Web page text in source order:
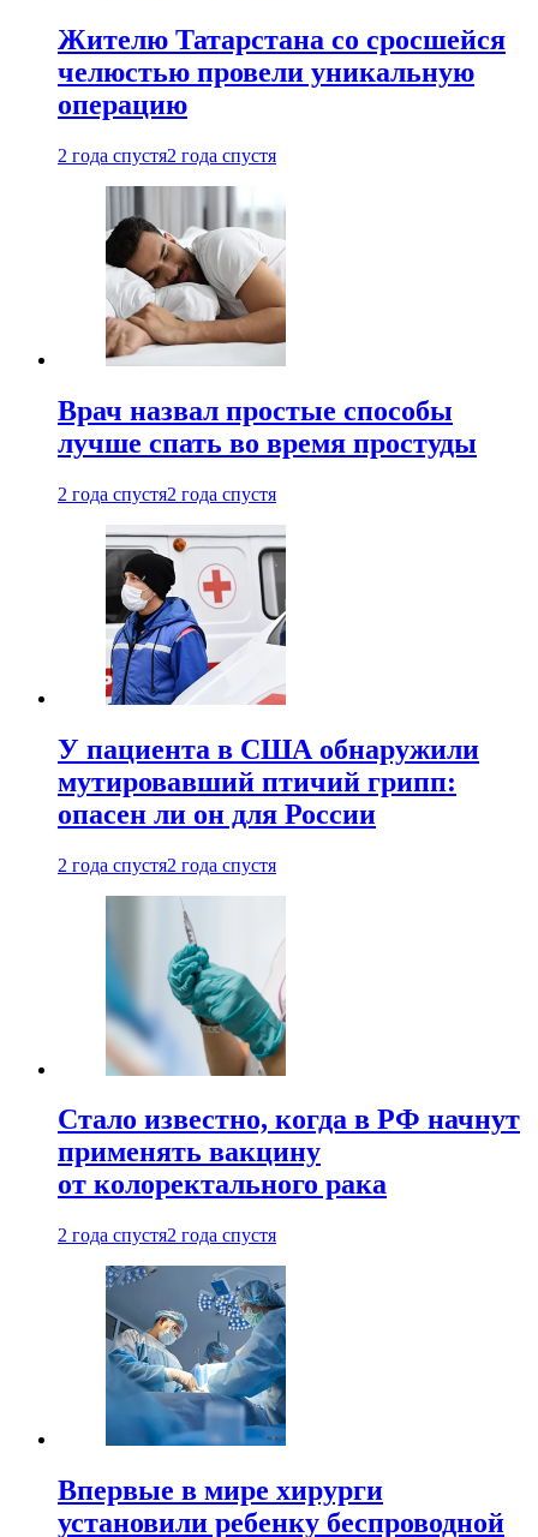
Жителю Татарстана со сросшейся
челюстью провели уникальную
операцию
2 года спустя2 года спустя
Врач назвал простые способы
лучше спать во время простуды
2 года спустя2 года спустя
У пациента в США обнаружили
мутировавший птичий грипп:
опасен ли он для России
2 года спустя2 года спустя
Стало известно, когда в РФ начнут
применять вакцину
от колоректального рака
2 года спустя2 года спустя
Впервые в мире хирурги
установили ребенку беспроводной